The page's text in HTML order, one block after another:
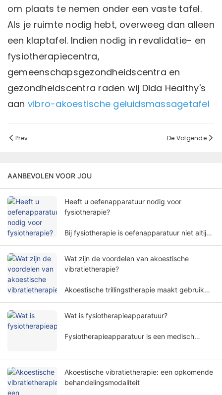
om plaats te nemen onder een vaste tafel.
Als je ruimte nodig hebt, overweeg dan alleen
een klaptafel. Indien nodig in revalidatie- en
fysiotherapiecentra,
gemeenschapsgezondheidscentra en
gezondheidscentra raden wij Dida Healthy's
aan vibro-akoestische geluidsmassagetafel
Prev De Volgende
AANBEVOLEN VOOR JOU
Heeft u oefenapparatuur nodig voor
fysiotherapie?
Bij fysiotherapie is oefenapparatuur niet altijd
dimensies.
Wat zijn de voordelen van akoestische
vibratietherapie?
Akoestische trillingstherapie maakt gebruik
niet-invasieve manier te behandelen en wordt
revalidatiegebieden.
Wat is fysiotherapieapparatuur?
Fysiotherapieapparatuur is een medisch
basis van fysieke principes. Het helpt
patiënten de symptomen te verlichten en de
lichaamsfuncties op een niet-invasieve manier
te herstellen.
Akoestische vibratietherapie: een opkomende
behandelingsmodaliteit